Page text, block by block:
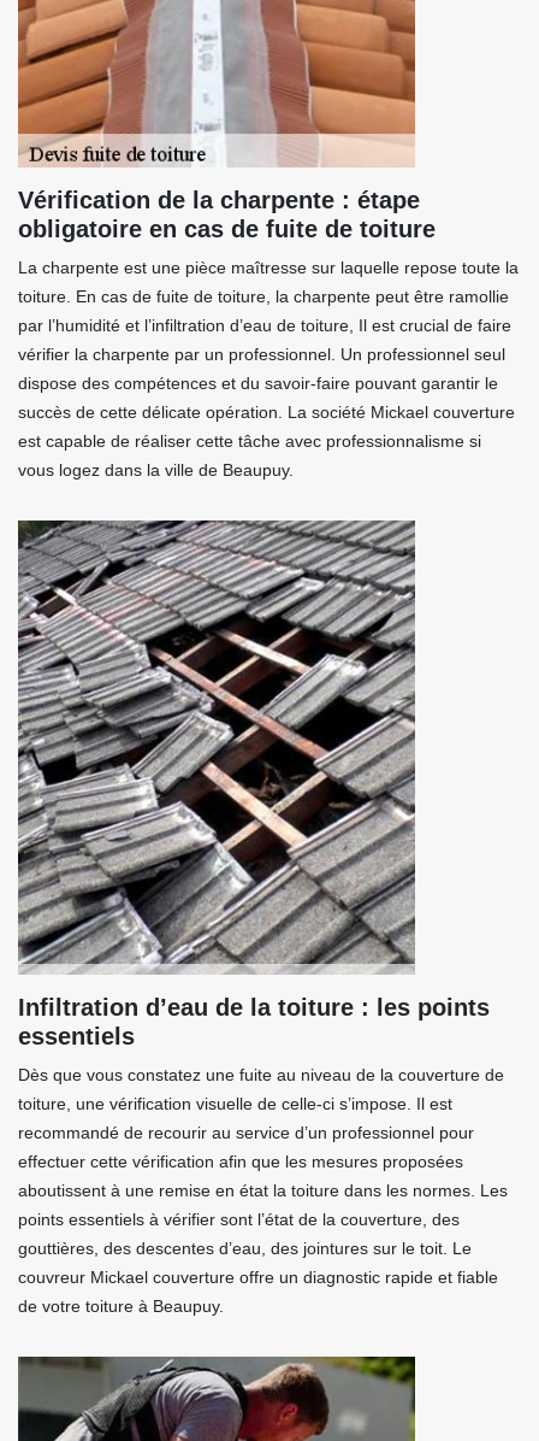
Vérification de la charpente : étape
obligatoire en cas de fuite de toiture
La charpente est une pièce maîtresse sur laquelle repose toute la
toiture. En cas de fuite de toiture, la charpente peut être ramollie
par l’humidité et l’infiltration d’eau de toiture, Il est crucial de faire
vérifier la charpente par un professionnel. Un professionnel seul
dispose des compétences et du savoir-faire pouvant garantir le
succès de cette délicate opération. La société Mickael couverture
est capable de réaliser cette tâche avec professionnalisme si
vous logez dans la ville de Beaupuy.
Infiltration d’eau de la toiture : les points
essentiels
Dès que vous constatez une fuite au niveau de la couverture de
toiture, une vérification visuelle de celle-ci s’impose. Il est
recommandé de recourir au service d’un professionnel pour
effectuer cette vérification afin que les mesures proposées
aboutissent à une remise en état la toiture dans les normes. Les
points essentiels à vérifier sont l’état de la couverture, des
gouttières, des descentes d’eau, des jointures sur le toit. Le
couvreur Mickael couverture offre un diagnostic rapide et fiable
de votre toiture à Beaupuy.